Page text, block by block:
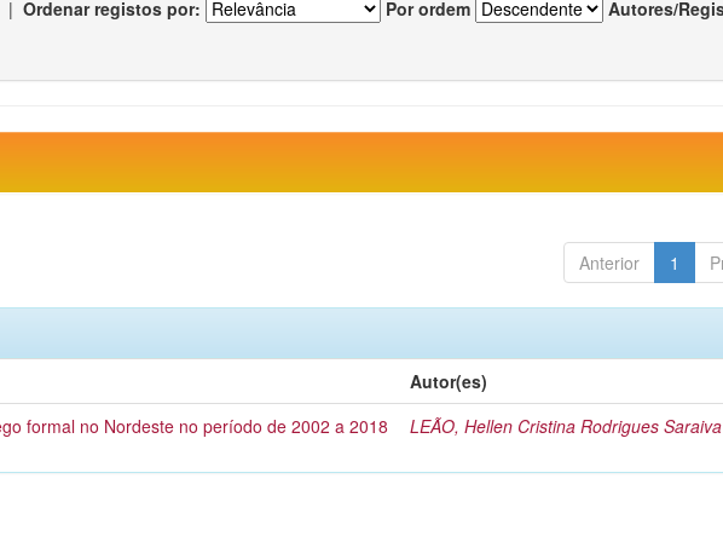
| Ordenar registos por: Por ordem Autores/
Anterior 1
Autor(es)
formal no Nordeste no período de 2002 a 2018 LEÃO, Hellen Cristina Rodrigues Saraiva